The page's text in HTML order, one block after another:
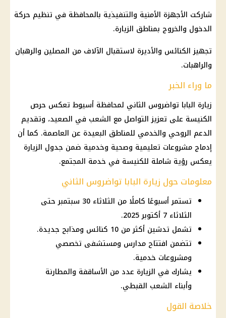
شاركت الأجهزة الأمنية والتنفيذية بالمحافظة في تنظيم حركة
الدخول والخروج بمناطق الزيارة.
تجهيز الكنائس والأديرة لاستقبال الآلاف من المصلين والرهبان
والراهبات.
ما وراء الخبر
زيارة البابا تواضروس الثاني لمحافظة أسيوط تعكس حرص
الكنيسة على تعزيز التواصل مع الشعب في الصعيد، وتقديم
الدعم الروحي والخدمي للمناطق البعيدة عن العاصمة. كما أن
إدماج مشروعات تعليمية وصحية وخدمية ضمن جدول الزيارة
يعكس رؤية شاملة للكنيسة في خدمة المجتمع.
معلومات حول زيارة البابا تواضروس الثاني
تستمر أسبوعًا كاملًا من الثلاثاء 30 سبتمبر حتى
الثلاثاء 7 أكتوبر 2025.
تشمل تدشين أكثر من 10 كنائس ومذابح جديدة.
تتضمن افتتاح مدارس ومستشفى تخصصي
ومشروعات خدمية.
يشارك في الزيارة عدد من الأساقفة والمطارنة
وأبناء الشعب القبطي.
خلاصة القول